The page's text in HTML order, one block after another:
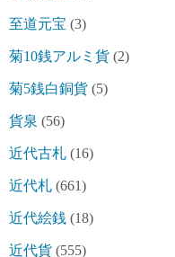
至道元宝 (3)
菊10銭アルミ貨 (2)
菊5銭白銅貨 (5)
貨泉 (56)
近代古札 (16)
近代札 (661)
近代絵銭 (18)
近代貨 (555)